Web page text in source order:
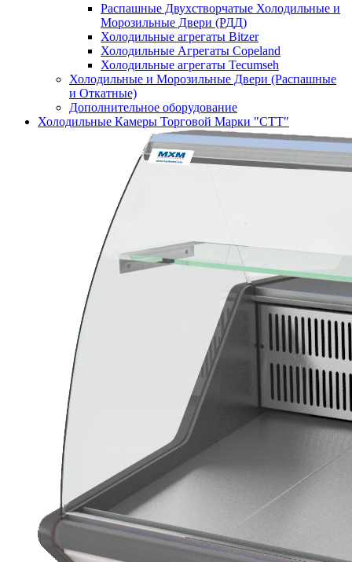
Распашные Двухстворчатые Холодильные и
Морозильные Двери (РДД)
Холодильные агрегаты Bitzer
Холодильные Агрегаты Copeland
Холодильные агрегаты Tecumseh
Холодильные и Морозильные Двери (Распашные
и Откатные)
Дополнительное оборудование
Холодильные Камеры Торговой Марки "СТТ"